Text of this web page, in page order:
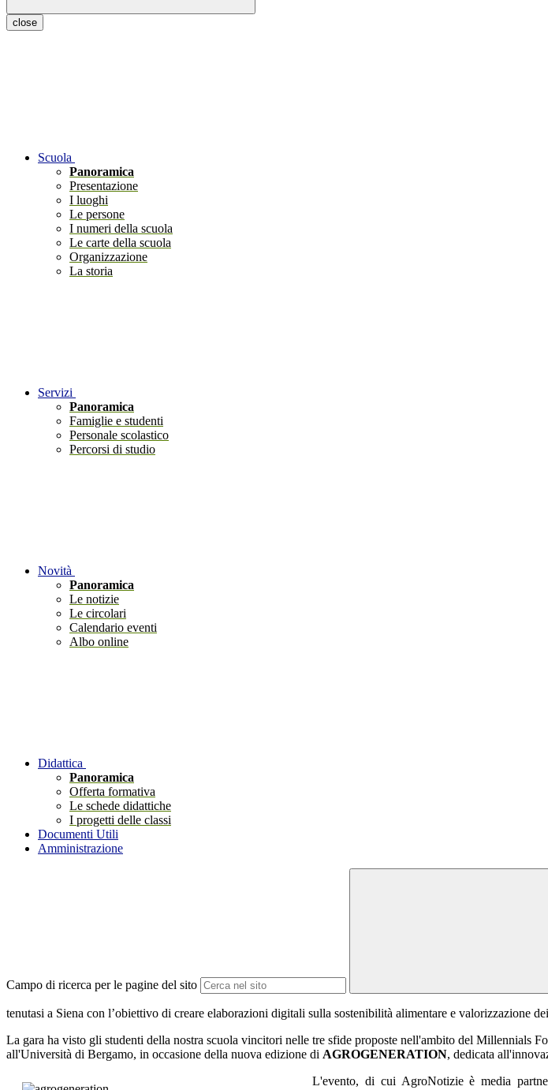
close
Scuola
Panoramica
Presentazione
I luoghi
Le persone
I numeri della scuola
Le carte della scuola
Organizzazione
La storia
Servizi
Panoramica
Famiglie e studenti
Personale scolastico
Percorsi di studio
Novità
Panoramica
Le notizie
Le circolari
Calendario eventi
Albo online
Didattica
Panoramica
Offerta formativa
Le schede didattiche
I progetti delle classi
Documenti Utili
Amministrazione
Campo di ricerca per le pagine del sito
tenutasi a Siena con l’obiettivo di creare elaborazioni digitali sulla sostenibilità alimentare e valorizzazione
La gara ha visto gli studenti della nostra scuola vincitori nelle tre sfide proposte nell'ambito del Millennials
all'Università di Bergamo, in occasione della nuova edizione di AGROGENERATION, dedicata
L'evento, di cui AgroNotizie è media